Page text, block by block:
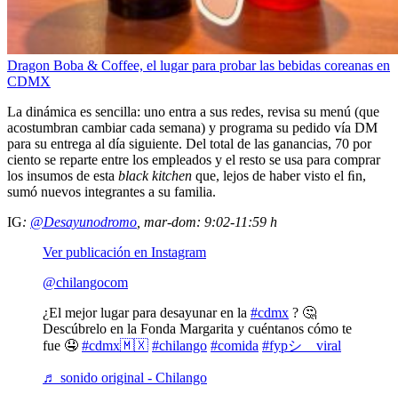
Dragon Boba & Coffee, el lugar para probar las bebidas coreanas en
CDMX
La dinámica es sencilla: uno entra a sus redes, revisa su menú (que
acostumbran cambiar cada semana) y programa su pedido vía DM
para su entrega al día siguiente. Del total de las ganancias, 70 por
ciento se reparte entre los empleados y el resto se usa para comprar
los insumos de esta black kitchen que, lejos de haber visto el ﬁn,
sumó nuevos integrantes a su familia.
IG: @Desayunodromo , mar-dom: 9:02-11:59 h
Ver publicación en Instagram
@chilangocom
¿El mejor lugar para desayunar en la #cdmx ? 🤔
Descúbrelo en la Fonda Margarita y cuéntanos cómo te
fue 🤤 #cdmx🇲🇽 #chilango #comida #fypシ゚viral
♬ sonido original - Chilango